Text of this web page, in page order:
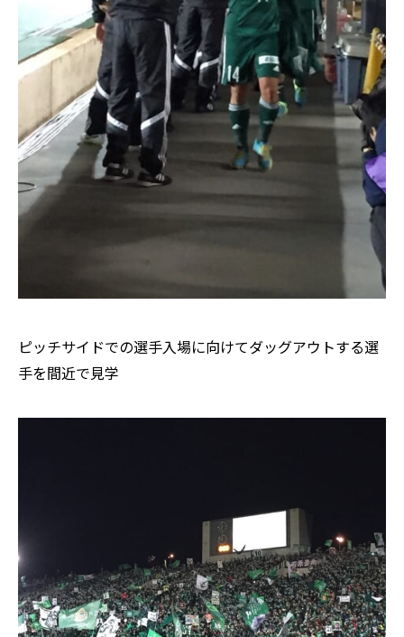
ピッチサイドでの選手入場に向けてダッグアウトする選
手を間近で見学